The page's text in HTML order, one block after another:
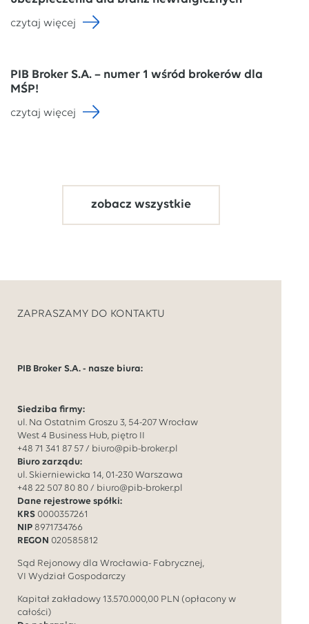
czytaj więcej
PIB Broker S.A. – numer 1 wśród brokerów dla
MŚP!
czytaj więcej
zobacz wszystkie
ZAPRASZAMY DO KONTAKTU
PIB Broker S.A. - nasze biura:
Siedziba firmy:
ul. Na Ostatnim Groszu 3, 54-207 Wrocław
West 4 Business Hub, piętro II
+48 71 341 87 57 / biuro@pib-broker.pl
Biuro zarządu:
ul. Skierniewicka 14, 01-230 Warszawa
+48 22 507 80 80 / biuro@pib-broker.pl
Dane rejestrowe spółki:
KRS 0000357261
NIP 8971734766
REGON 020585812
Sąd Rejonowy dla Wrocławia- Fabrycznej,
VI Wydział Gospodarczy
Kapitał zakładowy 13.570.000,00 PLN (opłacony w
całości)